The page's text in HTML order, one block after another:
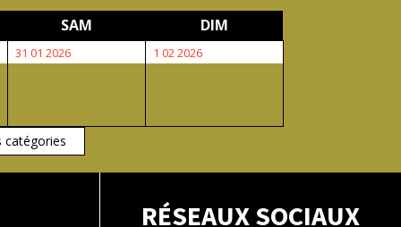
SAMSAMEDI DIMDIMANCHE
31 01 202631
1 02 20261
catégories
RÉSEAUX SOCIAUX